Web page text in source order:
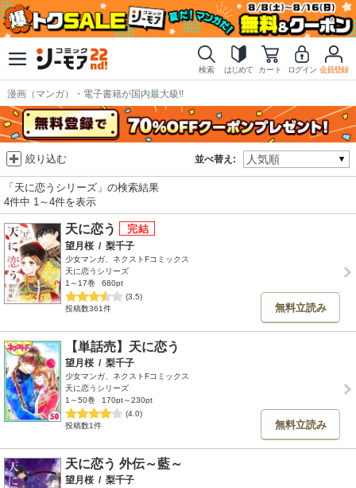
検索 はじめて カート ログイン 会員登録
漫画（マンガ）・電子書籍が国内最大級!!
並べ替え:
絞り込む
「天に恋うシリーズ」の検索結果
4件中 1～4件を表示
天に恋う
望月桜 / 梨千子
少女マンガ、ネクストFコミックス
天に恋うシリーズ
1～17巻
680pt
(3.5)
投稿数361件
無料立読み
【単話売】天に恋う
望月桜 / 梨千子
少女マンガ、ネクストFコミックス
天に恋うシリーズ
1～50巻
170pt～230pt
(4.0)
投稿数1件
無料立読み
天に恋う 外伝～藍～
望月桜 / 梨千子